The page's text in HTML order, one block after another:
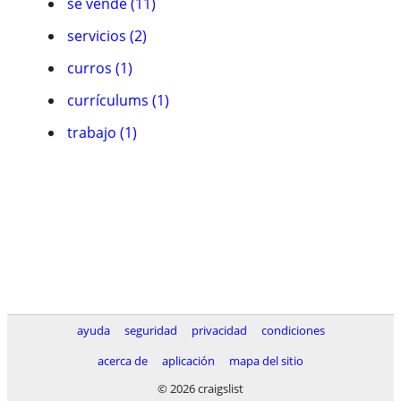
servicios (2)
curros (1)
currículums (1)
trabajo (1)
ayuda seguridad privacidad
condiciones
acerca de
aplicación
mapa del sitio
© 2026 craigslist